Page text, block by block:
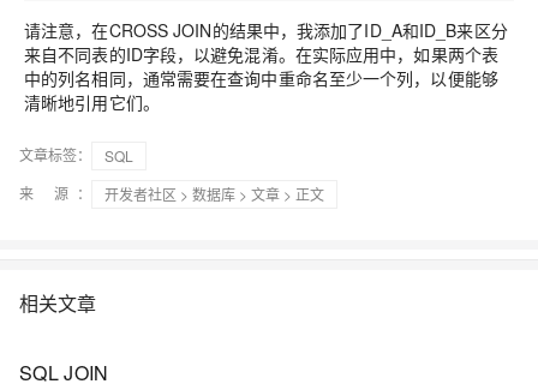
请注意，在CROSS JOIN的结果中，我添加了ID_A和ID_B来区分
来自不同表的ID字段，以避免混淆。在实际应用中，如果两个表
中的列名相同，通常需要在查询中重命名至少一个列，以便能够
清晰地引用它们。
文章标签：
SQL
来 源：
开发者社区 > 数据库 > 文章 > 正文
相关文章
SQL JOIN